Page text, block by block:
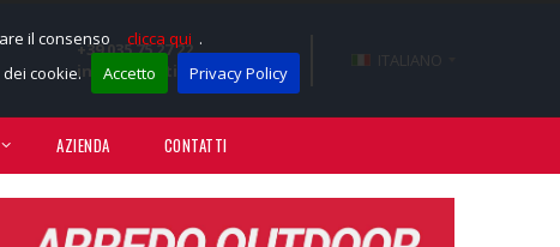
il consenso clicca qui .
cookie.
Accetto Privacy Policy
+39 035 75 27 22
info@sportissimotnt.it
ITALIANO
AZIENDA CONTATTI